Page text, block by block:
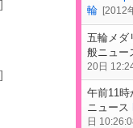
輪 [2012
五輪メダ
般ニュー
20日
午前11時
ニュース
日